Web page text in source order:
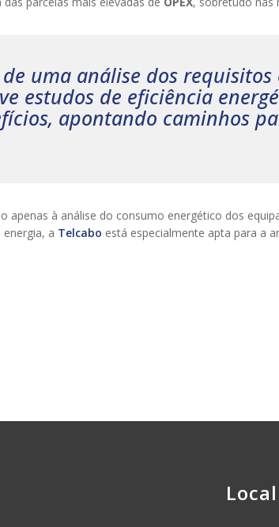
uma análise dos
estudos de eficiência
apontando caminhos
apenas à análise do consumo energético dos
a Telcabo está especialmente apta para a